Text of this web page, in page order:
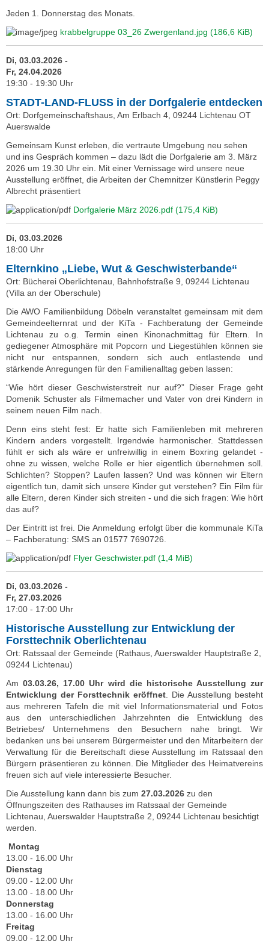
Jeden 1. Donnerstag des Monats.
krabbelgruppe 03_26 Zwergenland.jpg (186,6 KiB)
Di, 03.03.2026 -
Fr, 24.04.2026
19:30 - 19:30 Uhr
STADT-LAND-FLUSS in der Dorfgalerie entdecken
Ort: Dorfgemeinschaftshaus, Am Erlbach 4, 09244 Lichtenau OT
Auerswalde
Gemeinsam Kunst erleben, die vertraute Umgebung neu sehen
und ins Gespräch kommen – dazu lädt die Dorfgalerie am 3. März
2026 um 19.30 Uhr ein. Mit einer Vernissage wird unsere neue
Ausstellung eröffnet, die Arbeiten der Chemnitzer Künstlerin Peggy
Albrecht präsentiert
Dorfgalerie März 2026.pdf (175,4 KiB)
Di, 03.03.2026
18:00 Uhr
Elternkino „Liebe, Wut & Geschwisterbande“
Ort: Bücherei Oberlichtenau, Bahnhofstraße 9, 09244 Lichtenau
(Villa an der Oberschule)
Die AWO Familienbildung Döbeln veranstaltet gemeinsam mit dem
Gemeindeelternrat und der KiTa - Fachberatung der Gemeinde
Lichtenau zu o.g. Termin einen Kinonachmittag für Eltern. In
gediegener Atmosphäre mit Popcorn und Liegestühlen können sie
nicht nur entspannen, sondern sich auch entlastende und
stärkende Anregungen für den Familienalltag geben lassen:
“Wie hört dieser Geschwisterstreit nur auf?” Dieser Frage geht
Domenik Schuster als Filmemacher und Vater von drei Kindern in
seinem neuen Film nach.
Denn eins steht fest: Er hatte sich Familienleben mit mehreren
Kindern anders vorgestellt. Irgendwie harmonischer. Stattdessen
fühlt er sich als wäre er unfreiwillig in einem Boxring gelandet -
ohne zu wissen, welche Rolle er hier eigentlich übernehmen soll.
Schlichten? Stoppen? Laufen lassen? Und was können wir Eltern
eigentlich tun, damit sich unsere Kinder gut verstehen? Ein Film für
alle Eltern, deren Kinder sich streiten - und die sich fragen: Wie hört
das auf?
Der Eintritt ist frei. Die Anmeldung erfolgt über die kommunale KiTa
– Fachberatung: SMS an 01577 7690726.
Flyer Geschwister.pdf (1,4 MiB)
Di, 03.03.2026 -
Fr, 27.03.2026
17:00 - 17:00 Uhr
Historische Ausstellung zur Entwicklung der
Forsttechnik Oberlichtenau
Ort: Ratssaal der Gemeinde (Rathaus, Auerswalder Hauptstraße 2,
09244 Lichtenau)
Am03.03.26, 17.00 Uhr wird die historische Ausstellung zur
Entwicklung der Forsttechnik eröffnet . Die Ausstellung besteht
aus mehreren Tafeln die mit viel Informationsmaterial und Fotos
aus den unterschiedlichen Jahrzehnten die Entwicklung des
Betriebes/ Unternehmens den Besuchern nahe bringt. Wir
bedanken uns bei unserem Bürgermeister und den Mitarbeitern der
Verwaltung für die Bereitschaft diese Ausstellung im Ratssaal den
Bürgern präsentieren zu können. Die Mitglieder des Heimatvereins
freuen sich auf viele interessierte Besucher.
Die Ausstellung kann dann bis zum 27.03.2026 zu den
Öffnungszeiten des Rathauses im Ratssaal der Gemeinde
Lichtenau, Auerswalder Hauptstraße 2, 09244 Lichtenau besichtigt
werden.
Montag
13.00 - 16.00 Uhr
Dienstag
09.00 - 12.00 Uhr
13.00 - 18.00 Uhr
Donnerstag
13.00 - 16.00 Uhr
Freitag
09.00 - 12.00 Uhr